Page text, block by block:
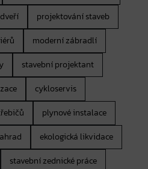
projektování staveb
moderní zábradlí
stavební projektant
cykloservis
plynové instalace
ekologická likvidace
stavební zednické práce